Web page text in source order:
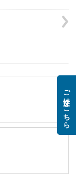
ご注文はこちら